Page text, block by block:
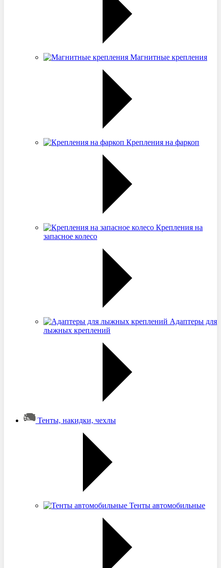
Магнитные крепления
Крепления на фаркоп
Крепления на
запасное колесо
Адаптеры для
лыжных креплений
Тенты, накидки, чехлы
Тенты автомобильные